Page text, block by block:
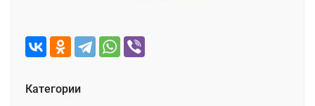
Категории